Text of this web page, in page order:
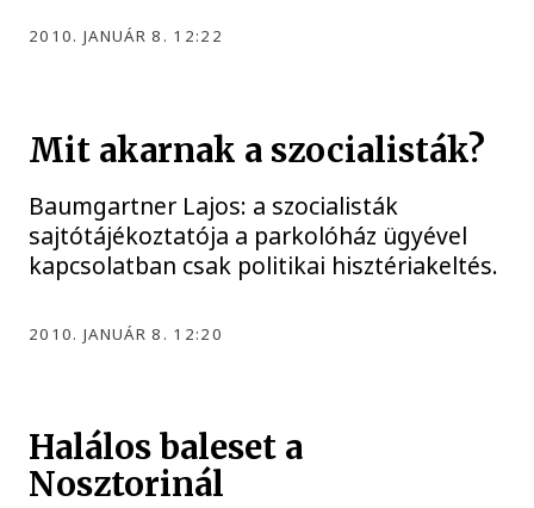
2010. JANUÁR 8. 12:22
Mit akarnak a szocialisták?
Baumgartner Lajos: a szocialisták
sajtótájékoztatója a parkolóház ügyével
kapcsolatban csak politikai hisztériakeltés.
2010. JANUÁR 8. 12:20
Halálos baleset a
Nosztorinál